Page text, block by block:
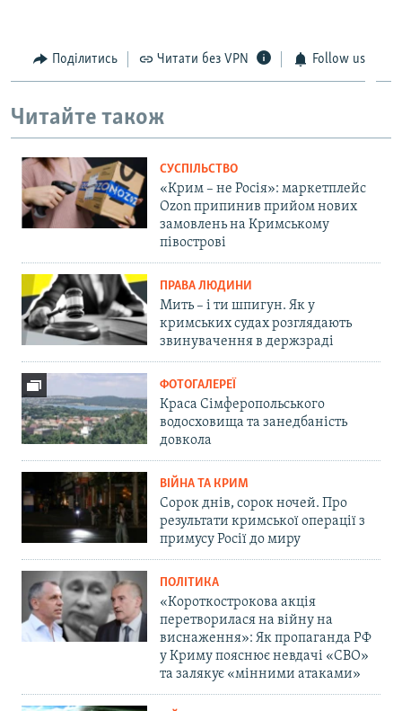
Поділитись Читати без VPN Follow us
Читайте також
СУСПІЛЬСТВО
«Крим – не Росія»: маркетплейс
Ozon припинив прийом нових
замовлень на Кримському
півострові
ПРАВА ЛЮДИНИ
Мить – і ти шпигун. Як у
кримських судах розглядають
звинувачення в держзраді
ФОТОГАЛЕРЕЇ
Краса Сімферопольського
водосховища та занедбаність
довкола
ВІЙНА ТА КРИМ
Сорок днів, сорок ночей. Про
результати кримської операції з
примусу Росії до миру
ПОЛІТИКА
«Короткострокова акція
перетворилася на війну на
виснаження»: Як пропаганда РФ
у Криму пояснює невдачі «СВО»
та залякує «мінними атаками»